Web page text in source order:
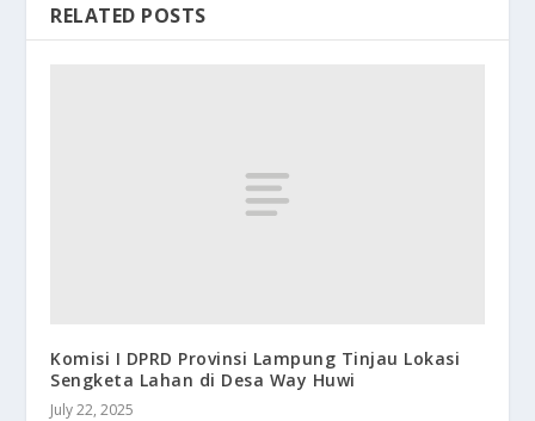
RELATED POSTS
Komisi I DPRD Provinsi Lampung Tinjau Lokasi
Sengketa Lahan di Desa Way Huwi
July 22, 2025